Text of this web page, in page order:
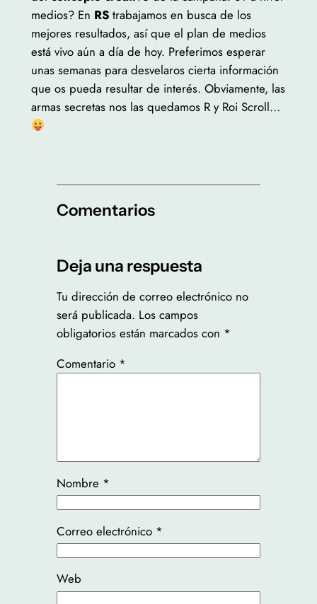
medios? En RStrabajamos en busca de los
mejores resultados, así que el plan de medios
está vivo aún a día de hoy. Preferimos esperar
unas semanas para desvelaros cierta información
que os pueda resultar de interés. Obviamente, las
armas secretas nos las quedamos R y Roi Scroll…
Comentarios
Deja una respuesta
Tu dirección de correo electrónico no
será publicada. Los campos
obligatorios están marcados con *
Comentario *
Nombre *
Correo electrónico *
Web